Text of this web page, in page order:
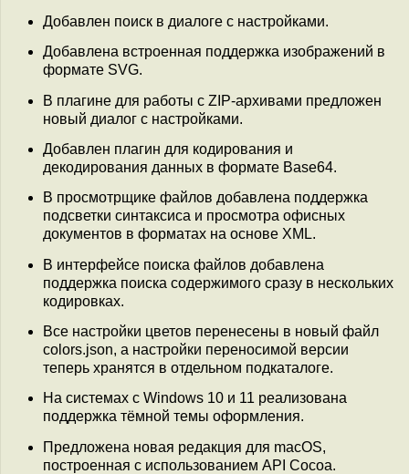
Добавлен поиск в диалоге с настройками.
Добавлена встроенная поддержка изображений в
формате SVG.
В плагине для работы с ZIP-архивами предложен
новый диалог с настройками.
Добавлен плагин для кодирования и
декодирования данных в формате Base64.
В просмотрщике файлов добавлена поддержка
подсветки синтаксиса и просмотра офисных
документов в форматах на основе XML.
В интерфейсе поиска файлов добавлена
поддержка поиска содержимого сразу в нескольких
кодировках.
Все настройки цветов перенесены в новый файл
colors.json, а настройки переносимой версии
теперь хранятся в отдельном подкаталоге.
На системах с Windows 10 и 11 реализована
поддержка тёмной темы оформления.
Предложена новая редакция для macOS,
построенная с использованием API Cocoa.